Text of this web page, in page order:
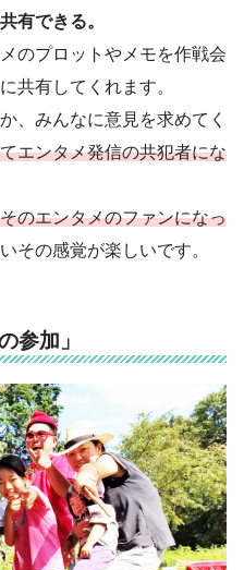
有できる。
のプロットやメモを作戦会
共有してくれます。
、みんなに意見を求めてく
エンタメ発信の共犯者にな
のエンタメのファンになっ
その感覚が楽しいです。
参加」